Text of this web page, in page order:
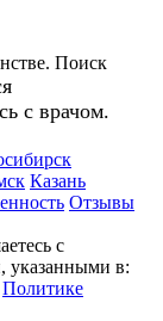
Поиск
с врачом.
Казань
Отзывы
с
указанными в:
Политике